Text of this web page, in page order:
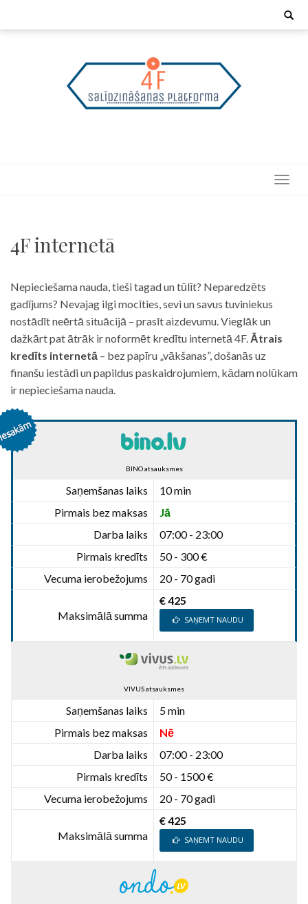
Search
4F internetā
Nepieciešama nauda, tieši tagad un tūlīt? Neparedzēts
gadījums? Nevajag ilgi mocīties, sevi un savus tuviniekus
nostādīt neērtā situācijā – prasīt aizdevumu. Vieglāk un
dažkārt pat ātrāk ir noformēt kredītu internetā 4F. Ātrais
kredīts internetā – bez papīru „vākšanas”, došanās uz
finanšu iestādi un papildus paskaidrojumiem, kādam nolūkam
ir nepieciešama nauda.
BINO atsauksmes
Saņemšanas laiks
10 min
Pirmais bez maksas
Jā
Darba laiks
07:00 - 23:00
Pirmais kredīts
50 - 300 €
Vecuma ierobežojums
20 - 70 gadi
Maksimālā summa
€ 425
SAŅEMT NAUDU
VIVUS atsauksmes
Saņemšanas laiks
5 min
Pirmais bez maksas
Nē
Darba laiks
07:00 - 23:00
Pirmais kredīts
50 - 1500 €
Vecuma ierobežojums
20 - 70 gadi
Maksimālā summa
€ 425
SAŅEMT NAUDU